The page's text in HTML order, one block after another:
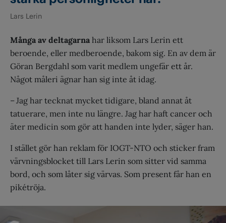
Lars Lerin
Många av deltagarna har liksom Lars Lerin ett
beroende, eller medberoende, bakom sig. En av dem är
Göran Bergdahl som varit medlem ungefär ett år.
Något måleri ägnar han sig inte åt idag.
– Jag har tecknat mycket tidigare, bland annat åt
tatuerare, men inte nu längre. Jag har haft cancer och
äter medicin som gör att handen inte lyder, säger han.
I stället gör han reklam för IOGT-NTO och sticker fram
värvningsblocket till Lars Lerin som sitter vid samma
bord, och som låter sig värvas. Som present får han en
pikétröja.